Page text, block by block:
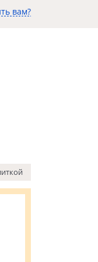
вам?